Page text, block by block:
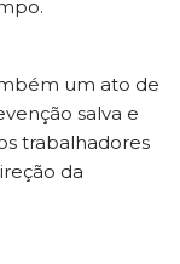
um ato de
salva e
trabalhadores
da